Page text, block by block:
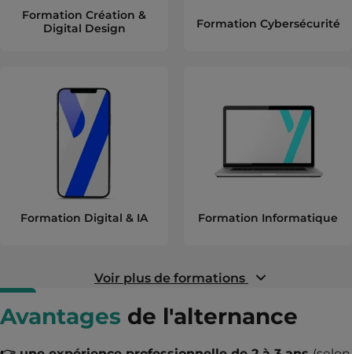
Formation Création &
Digital Design
Formation Cybersécurité
Formation Digital & IA Formation Informatique
Voir plus de formations
Avantages de l'alternance